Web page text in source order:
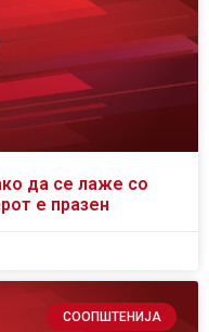
да се лаже со
е празен
СООПШТЕНИЈА